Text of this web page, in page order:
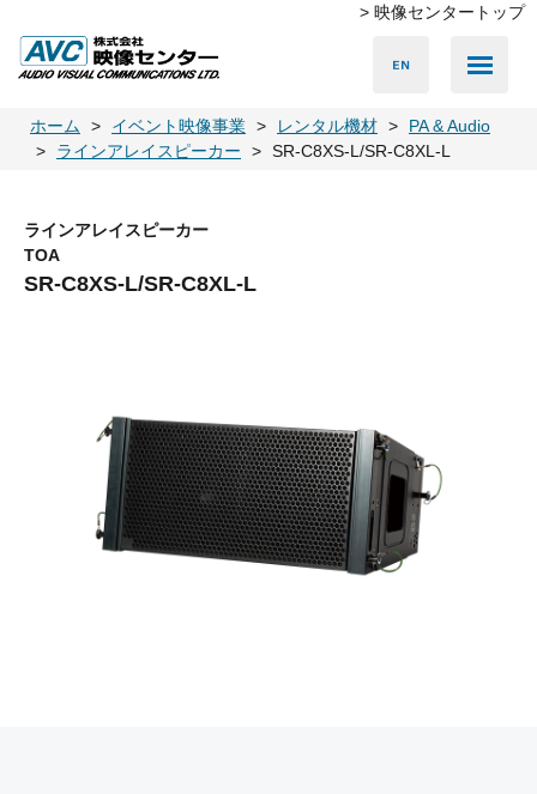
> 映像センタートップ
ホーム イベント映像事業 レンタル機材
PA & Audio
ラインアレイスピーカー
SR-C8XS-L/SR-C8XL-L
ラインアレイスピーカー
TOA
SR-C8XS-L/SR-C8XL-L